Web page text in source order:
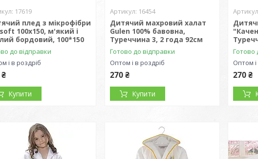
17619
плед з мікрофібри
100x150, м'який і
бордовий, 100*150
до відправки
і в роздріб
Купити
16454
Дитячий махровий халат
Gulen 100% бавовна,
Туреччина 3, 2 года 92см
Готово до відправки
Оптом і в роздріб
270 ₴
Купити
Готово
Оптом і
270 ₴